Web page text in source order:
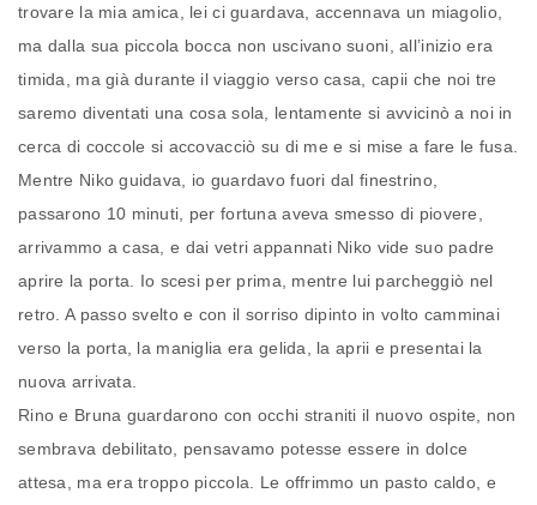
trovare la mia amica, lei ci guardava, accennava un miagolio,
ma dalla sua piccola bocca non uscivano suoni, all’inizio era
timida, ma già durante il viaggio verso casa, capii che noi tre
saremo diventati una cosa sola, lentamente si avvicinò a noi in
cerca di coccole si accovacciò su di me e si mise a fare le fusa.
Mentre Niko guidava, io guardavo fuori dal finestrino,
passarono 10 minuti, per fortuna aveva smesso di piovere,
arrivammo a casa, e dai vetri appannati Niko vide suo padre
aprire la porta. Io scesi per prima, mentre lui parcheggiò nel
retro. A passo svelto e con il sorriso dipinto in volto camminai
verso la porta, la maniglia era gelida, la aprii e presentai la
nuova arrivata.
Rino e Bruna guardarono con occhi straniti il nuovo ospite, non
sembrava debilitato, pensavamo potesse essere in dolce
attesa, ma era troppo piccola. Le offrimmo un pasto caldo, e